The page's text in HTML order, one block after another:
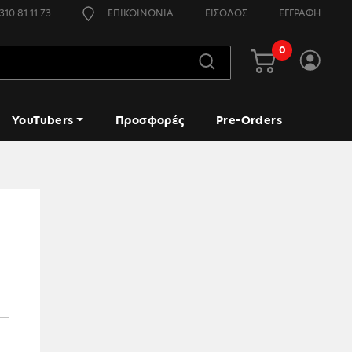
81 11 73 ΕΠΙΚΟΙΝΩΝΙΑ ΕΙΣΟΔΟΣ ΕΓΓΡΑΦΗ
0
YouTubers Προσφορές Pre-Orders